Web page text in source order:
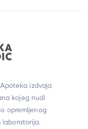
izdvaja
kojeg nudi
opremljenog
laboratorija.